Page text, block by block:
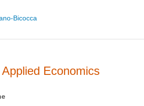
Bicocca
Economics